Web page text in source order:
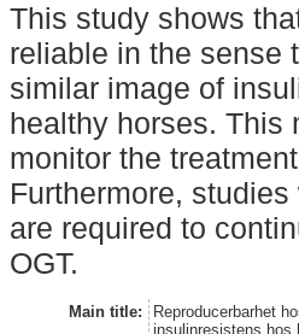
This study shows
reliable in the sense
similar image of
healthy horses. This
monitor the
Furthermore,
are required to
OGT.
Main title:
Reproducerbarhet
insulinresistens hos